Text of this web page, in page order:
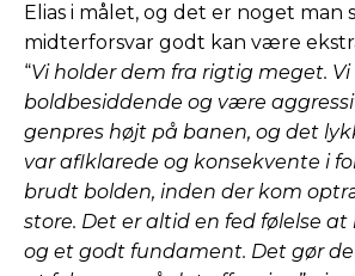
Elias i målet, og det er noget man
midterforsvar godt kan være
“Vi holder dem fra rigtig meget.
boldbesiddende og være
genpres højt på banen, og det
var aflklarede og konsekvente i
brudt bolden, inden der kom
store. Det er altid en fed følelse
og et godt fundament. Det gør